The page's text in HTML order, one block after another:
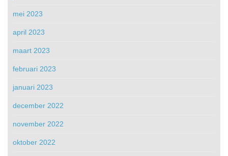
mei 2023
april 2023
maart 2023
februari 2023
januari 2023
december 2022
november 2022
oktober 2022